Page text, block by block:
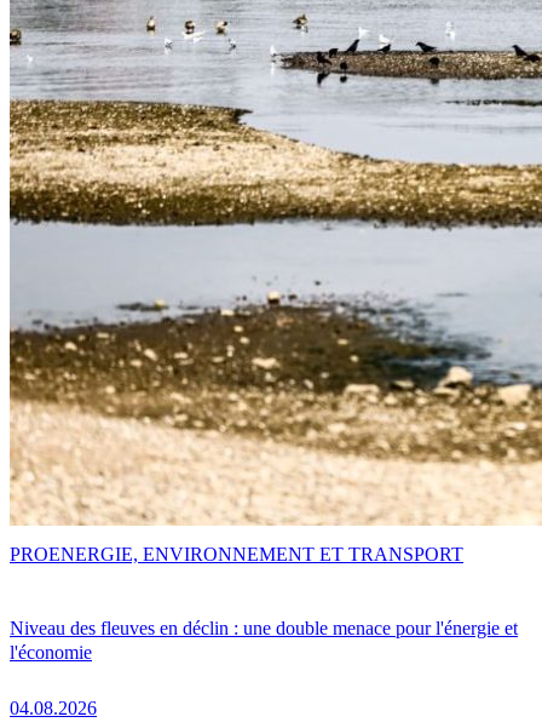
Niveau des fleuves en déclin : une double menace pour l'énergie et
l'économie
04.08.2026
PROENERGIE, ENVIRONNEMENT ET TRANSPORT